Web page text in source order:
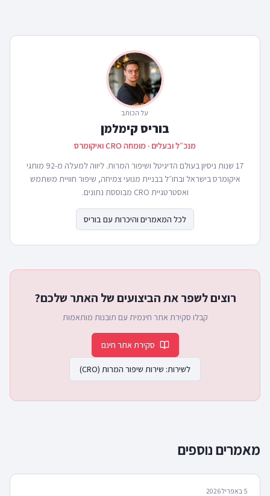
על הכותב
בוריס קימלמן
מנכ״ל ובעלים · מומחה CRO ואיקומרס
17 שנות ניסיון בעולם הדיגיטל ושיפור המרות. ליווה למעלה מ-92 מותגי
איקומרס בישראל ובחו״ל בבניית מנועי צמיחה, שיפור חוויית משתמש
ואסטרטגיית CRO מבוססת נתונים.
לכל המאמרים והיכרות עם בוריס
רוצים לשפר את הביצועים של האתר שלכם?
קבלו סקירת אתר חינמית עם תובנות מותאמות
סקירת אתר חינם
לשירות: שירות שיפור המרות (CRO)
מאמרים נוספים
5 באפריל 2026